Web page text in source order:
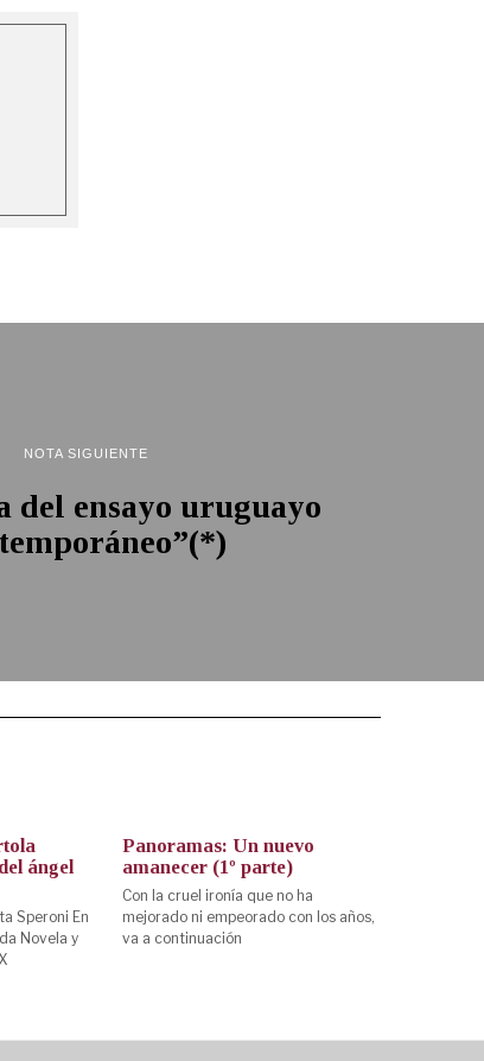
NOTA SIGUIENTE
del ensayo uruguayo
ángel
Speroni En
Novela y
Panoramas: Un nuevo
amanecer (1º parte)
Con la cruel ironía que no ha
mejorado ni empeorado con los años,
va a continuación